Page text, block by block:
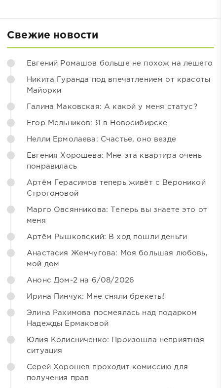
Свежие новости
Евгений Ромашов больше не похож на лешего
Никита Гуранда под впечатлением от красоты
Майорки
Галина Маковская: А какой у меня статус?
Егор Мельников: Я в Новосибирске
Нелли Ермолаева: Счастье, оно везде
Евгения Хорошева: Мне эта квартира очень
понравилась
Артём Герасимов теперь живёт с Вероникой
Строгоновой
Марго Овсянникова: Теперь вы знаете это от
меня
Артём Рышковский: В ход пошли деньги
Анастасия Жемчугова: Моя большая любовь,
мой дом
Анонс Дом-2 на 6/08/2026
Ирина Пинчук: Мне сняли брекеты!
Элина Рахимова посмеялась над подарком
Надежды Ермаковой
Юлия Колисниченко: Произошла неприятная
ситуация
Серей Хорошев проходит комиссию для
получения прав